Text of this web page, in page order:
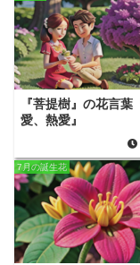
『菩提樹』の花言葉
愛、熱愛』
7月の誕生花